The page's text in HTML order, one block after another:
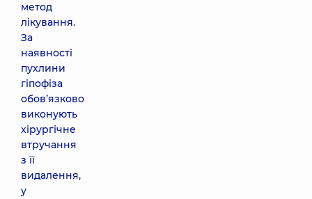
метод
лікування.
За
наявності
пухлини
гіпофіза
обов’язково
виконують
хірургічне
втручання
з її
видалення,
у